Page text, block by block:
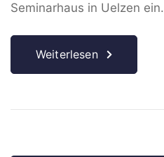
Seminarhaus in Uelzen ein.
Weiterlesen